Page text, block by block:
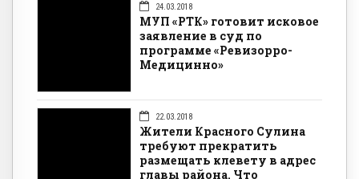
24.03.2018
МУП «РТК» готовит исковое
заявление в суд по
программе «Ревизорро-
Медицинно»
22.03.2018
Жители Красного Сулина
требуют прекратить
размещать клевету в адрес
главы района. Что